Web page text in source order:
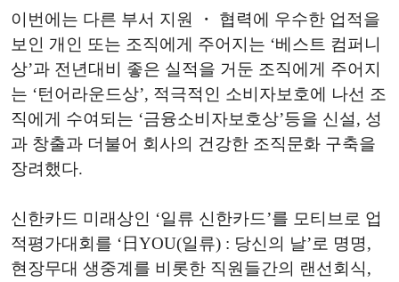
이번에는 다른 부서 지원 ・ 협력에 우수한 업적을
보인 개인 또는 조직에게 주어지는 ‘베스트 컴퍼니
상’과 전년대비 좋은 실적을 거둔 조직에게 주어지
는 ‘턴어라운드상’, 적극적인 소비자보호에 나선 조
직에게 수여되는 ‘금융소비자보호상’등을 신설, 성
과 창출과 더불어 회사의 건강한 조직문화 구축을
장려했다.
신한카드 미래상인 ‘일류 신한카드’를 모티브로 업
적평가대회를 ‘日YOU(일류) : 당신의 날’로 명명,
현장무대 생중계를 비롯한 직원들간의 랜선회식,